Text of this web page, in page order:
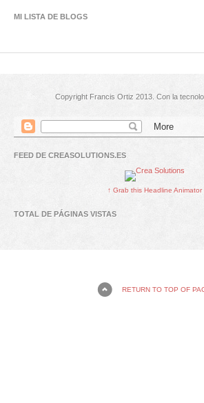
MI LISTA DE BLOGS
Copyright Francis Ortiz 2013. Con la
FEED DE CREASOLUTIONS.ES
↑ Grab this Headline Animator
TOTAL DE PÁGINAS VISTAS
RETURN TO TOP OF